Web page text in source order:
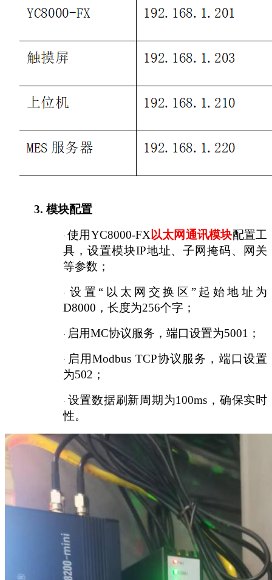
3. 模块配置
·使用YC8000-FX 以太网通讯模块配置工
具，设置模块IP地址、子网掩码、网关
等参数；
·设置 “以太网交换区”起始地址为
D8000，长度为256个字；
· 启用MC协议服务，端口设置为5001；
· 启用Modbus TCP协议服务，端口设置
为502；
· 设置数据刷新周期为100ms，确保实时
性。